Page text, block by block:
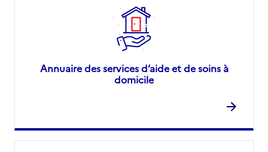
Annuaire des services d’aide et de soins à
domicile